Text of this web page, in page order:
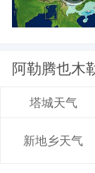
阿勒腾也木
塔城天气
新地乡天气